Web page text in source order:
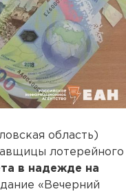
область)
лотерейного
в надежде на
«Вечерний